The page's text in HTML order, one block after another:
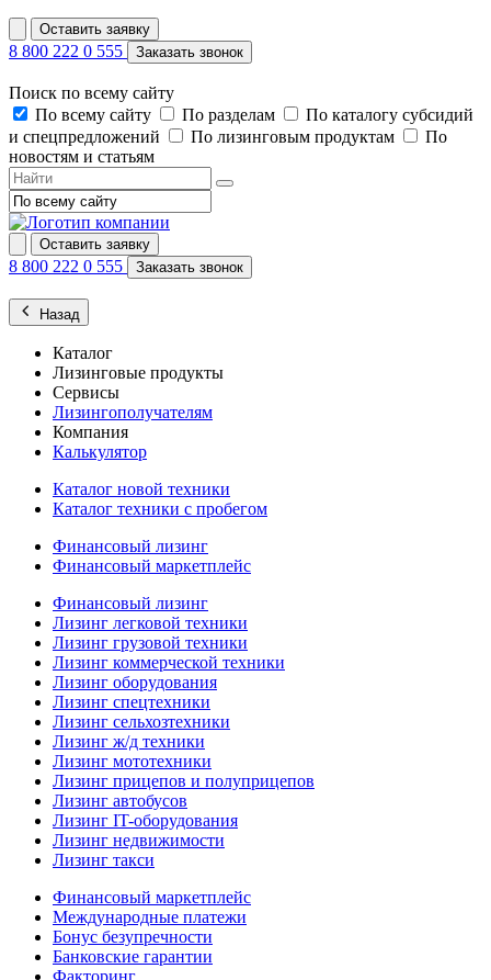
Оставить заявку
8 800 222 0 555 Заказать звонок
Поиск по всему сайту
По всему сайту
По разделам
По каталогу субсидий
и спецпредложений
По лизинговым продуктам
По
новостям и статьям
Оставить заявку
8 800 222 0 555 Заказать звонок
Назад
Каталог
Лизинговые продукты
Сервисы
Лизингополучателям
Компания
Калькулятор
Каталог новой техники
Каталог техники с пробегом
Финансовый лизинг
Финансовый маркетплейс
Финансовый лизинг
Лизинг легковой техники
Лизинг грузовой техники
Лизинг коммерческой техники
Лизинг оборудования
Лизинг спецтехники
Лизинг сельхозтехники
Лизинг ж/д техники
Лизинг мототехники
Лизинг прицепов и полуприцепов
Лизинг автобусов
Лизинг IT-оборудования
Лизинг недвижимости
Лизинг такси
Финансовый маркетплейс
Международные платежи
Бонус безупречности
Банковские гарантии
Факторинг